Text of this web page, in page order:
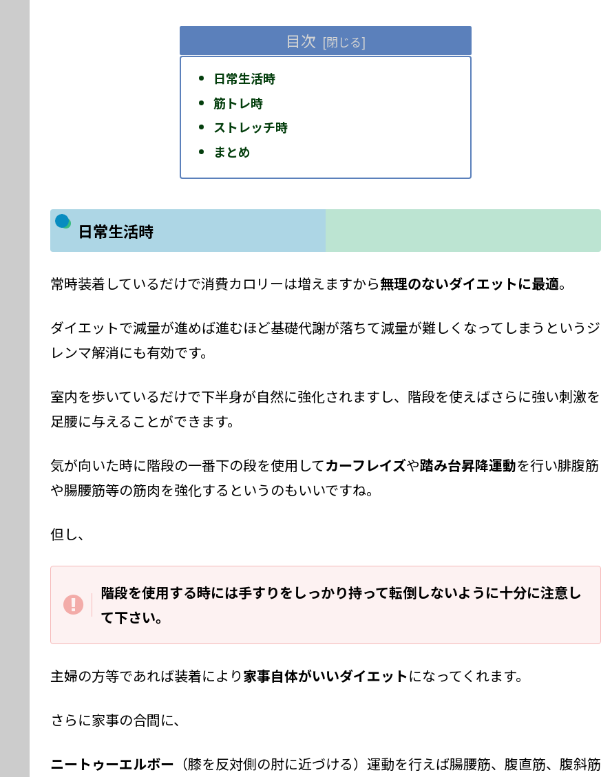
目次
日常生活時
筋トレ時
ストレッチ時
まとめ
日常生活時
常時装着しているだけで消費カロリーは増えますから無理のないダイエットに最適。
ダイエットで減量が進めば進むほど基礎代謝が落ちて減量が難しくなってしまうというジ
レンマ解消にも有効です。
室内を歩いているだけで下半身が自然に強化されますし、階段を使えばさらに強い刺激を
足腰に与えることができます。
気が向いた時に階段の一番下の段を使用してカーフレイズや踏み台昇降運動を行い腓腹筋
や腸腰筋等の筋肉を強化するというのもいいですね。
但し、
階段を使用する時には手すりをしっかり持って転倒しないように十分に注意し
て下さい。
主婦の方等であれば装着により家事自体がいいダイエットになってくれます。
さらに家事の合間に、
ニートゥーエルボー （膝を反対側の肘に近づける）運動を行えば腸腰筋、腹直筋、腹斜筋